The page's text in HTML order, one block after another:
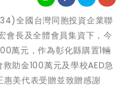
全國台灣同胞投資企業聯
會長及全體會員集資下，今
萬元，作為彰化縣購置1輛
助金100萬元及學校AED急
美代表受贈並致贈感謝